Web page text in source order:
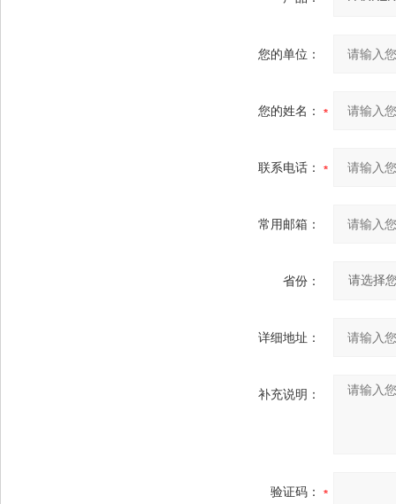
您的单位：
您的姓名：
联系电话：
常用邮箱：
省份：
详细地址：
补充说明：
验证码：